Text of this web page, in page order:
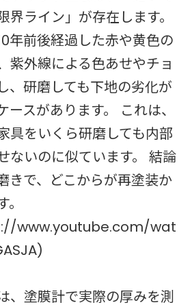
界ライン」が存在します。
年前後経過した赤や黄色の
紫外線による色あせやチョ
、研磨しても下地の劣化が
ースがあります。 これは、
具をいくら研磨しても内部
ないのに似ています。 結論
きで、どこからが再塗装か
www.youtube.com/wat
、塗膜計で実際の厚みを測